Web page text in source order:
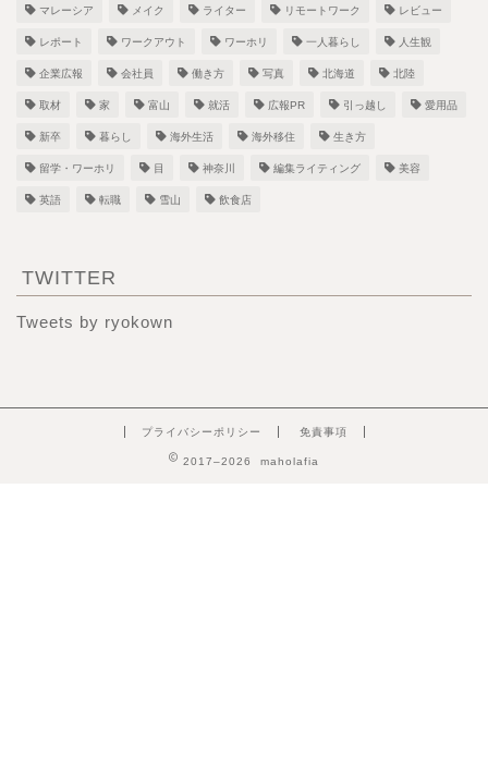
マレーシア メイク ライター リモートワーク レビュー
レポート ワークアウト ワーホリ 一人暮らし 人生観
企業広報 会社員 働き方 写真 北海道 北陸
取材 家 富山 就活 広報PR 引っ越し 愛用品
新卒 暮らし 海外生活 海外移住 生き方
留学・ワーホリ 目 神奈川 編集ライティング 美容
英語 転職 雪山 飲食店
TWITTER
Tweets by ryokown
プライバシーポリシー 免責事項
2017–2026 maholafia